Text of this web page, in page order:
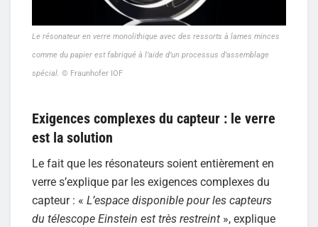
Le résonateur en verre monolithique avec des ressorts à lames minces
comme du papier est fabriqué à l’aide d’un processus d’assemblage
spécial. © Fraunhofer IOF
Exigences complexes du capteur : le verre
est la solution
Le fait que les résonateurs soient entièrement en
verre s’explique par les exigences complexes du
capteur : « L’espace disponible pour les capteurs
du télescope Einstein est très restreint », explique